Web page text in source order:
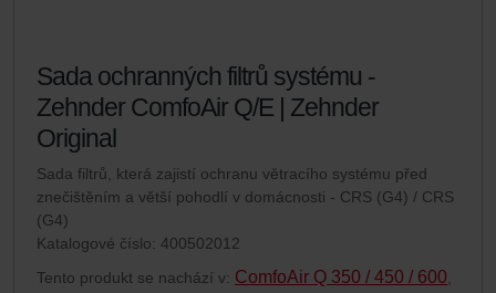
Sada ochranných filtrů systému -
Zehnder ComfoAir Q/E | Zehnder
Original
Sada filtrů, která zajistí ochranu větracího systému před
znečištěním a větší pohodlí v domácnosti - CRS (G4) / CRS
(G4)
Katalogové číslo: 400502012
Tento produkt se nachází v: ComfoAir Q 350 / 450 / 600,